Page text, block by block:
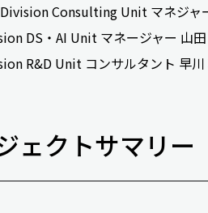
Consulting Unit マネジャ
DS・AI Unit マネージャー 山
R&D Unit コンサルタント 早
ェクトサマリー